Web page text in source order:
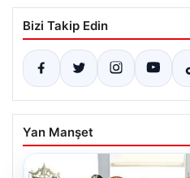
Bizi Takip Edin
Yan Manşet